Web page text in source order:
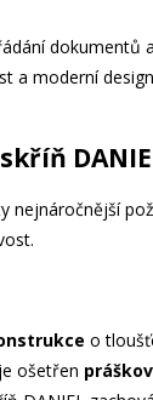
dokumentů
a moderní
nejnáročnější
o
ošetřen